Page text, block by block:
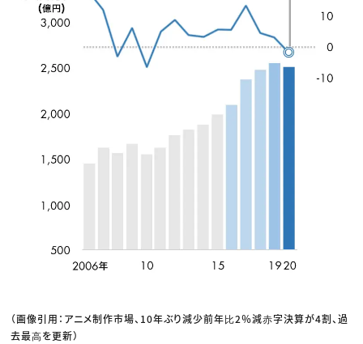
（画像引用：アニメ制作市場、10年ぶり減少前年⽐2％減⾚字決算が4割、過
去最⾼を更新）